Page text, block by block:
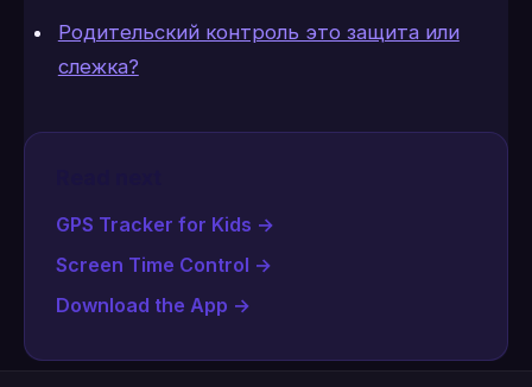
Родительский контроль это защита или
слежка?
GPS Tracker for Kids →
Screen Time Control →
Download the App →